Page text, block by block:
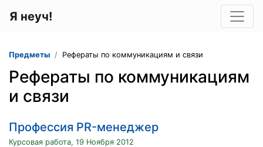
Я неуч!
Предметы Рефераты по коммуникациям и связи
Рефераты по коммуникациям
и связи
Профессия PR-менеджер
Курсовая работа, 19 Ноября 2012